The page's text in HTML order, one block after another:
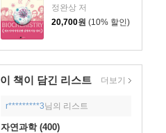
정완상 저
20,700원 (10% 할인)
이 책이 담긴 리스트 더보기
r*********3님의 리스트
자연과학 (400)